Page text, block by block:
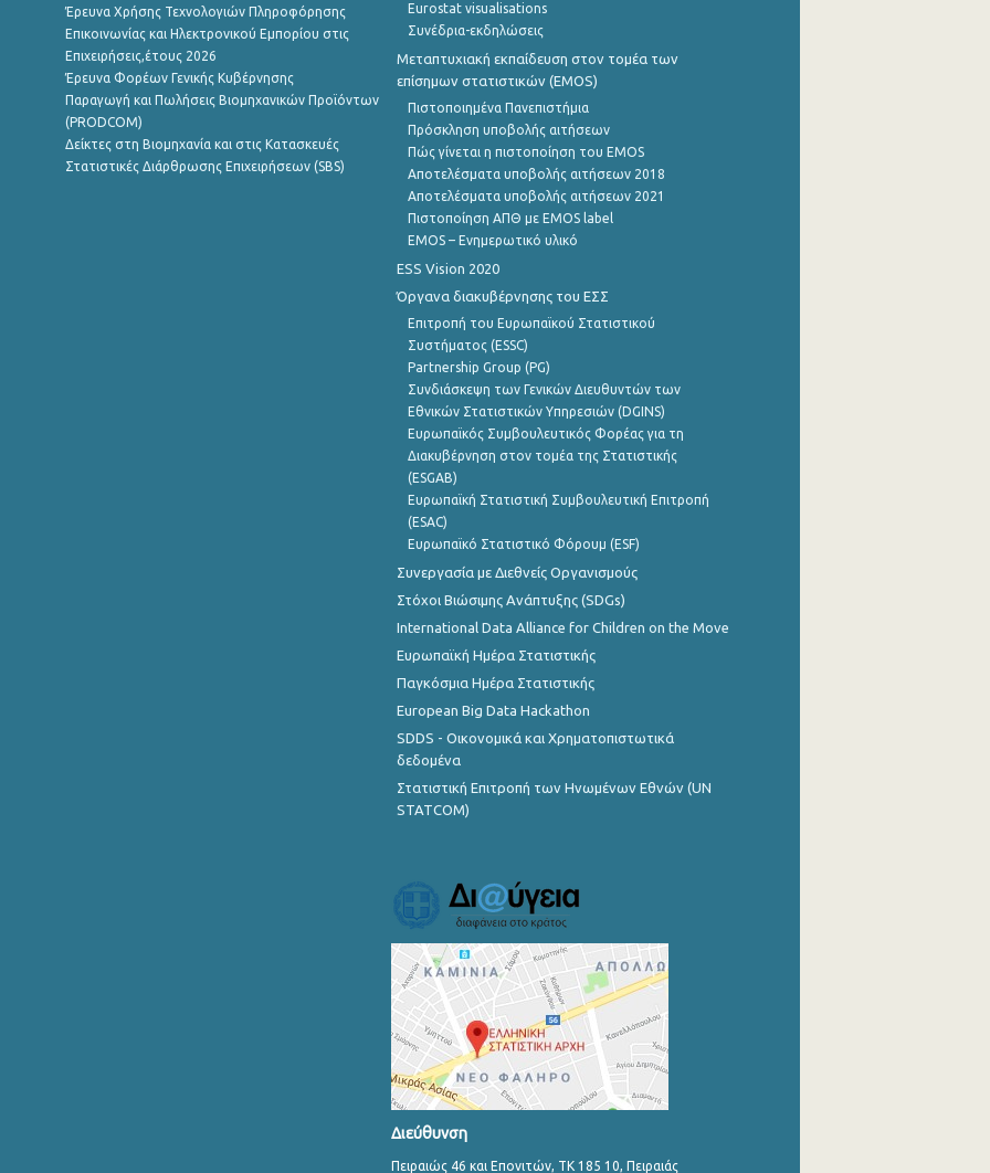
Έρευνα Χρήσης Τεχνολογιών Πληροφόρησης
Επικοινωνίας και Ηλεκτρονικού Εμπορίου στις
Επιχειρήσεις,έτους 2026
Έρευνα Φορέων Γενικής Κυβέρνησης
Παραγωγή και Πωλήσεις Βιομηχανικών Προϊόντων
(PRODCOM)
Δείκτες στη Βιομηχανία και στις Κατασκευές
Στατιστικές Διάρθρωσης Επιχειρήσεων (SBS)
Eurostat visualisations
Συνέδρια-εκδηλώσεις
Μεταπτυχιακή εκπαίδευση στον τομέα των
επίσημων στατιστικών (EMOS)
Πιστοποιημένα Πανεπιστήμια
Πρόσκληση υποβολής αιτήσεων
Πώς γίνεται η πιστοποίηση του EMOS
Αποτελέσματα υποβολής αιτήσεων 2018
Αποτελέσματα υποβολής αιτήσεων 2021
Πιστοποίηση ΑΠΘ με EMOS label
EMOS – Ενημερωτικό υλικό
ESS Vision 2020
Όργανα διακυβέρνησης του ΕΣΣ
Επιτροπή του Ευρωπαϊκού Στατιστικού
Συστήματος (ESSC)
Partnership Group (PG)
Συνδιάσκεψη των Γενικών Διευθυντών των
Εθνικών Στατιστικών Υπηρεσιών (DGINS)
Ευρωπαϊκός Συμβουλευτικός Φορέας για τη
Διακυβέρνηση στον τομέα της Στατιστικής
(ESGAB)
Ευρωπαϊκή Στατιστική Συμβουλευτική Επιτροπή
(ESAC)
Ευρωπαϊκό Στατιστικό Φόρουμ (ESF)
Συνεργασία με Διεθνείς Οργανισμούς
Στόχοι Βιώσιμης Ανάπτυξης (SDGs)
International Data Alliance for Children on the Move
Ευρωπαϊκή Ημέρα Στατιστικής
Παγκόσμια Ημέρα Στατιστικής
European Big Data Hackathon
SDDS - Οικονομικά και Χρηματοπιστωτικά
δεδομένα
Στατιστική Επιτροπή των Ηνωμένων Εθνών (UN
STATCOM)
Διεύθυνση
Πειραιώς 46 και Επονιτών, ΤΚ 185 10, Πειραιάς